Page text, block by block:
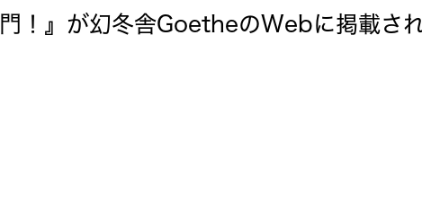
門！』が幻冬舎GoetheのWebに掲載さ